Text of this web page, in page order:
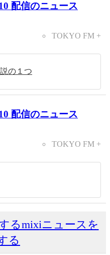
配信のニュース
TOKYO FM +
の１つ
配信のニュース
TOKYO FM +
るmixiニュースを
る